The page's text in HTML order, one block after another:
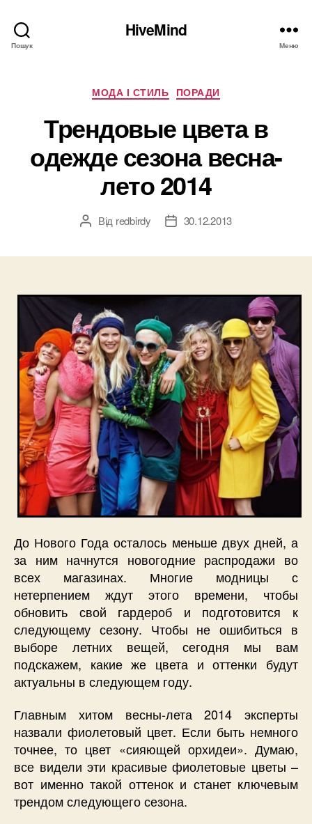
Пошук
HiveMind
Меню
Категорії
МОДА І СТИЛЬ ПОРАДИ
Трендовые цвета в
одежде сезона весна-
лето 2014
Автор
Від redbirdy
Дата30.12.2013
До Нового Года осталось меньше двух дней, а
за ним начнутся новогодние распродажи во
всех магазинах. Многие модницы с
нетерпением ждут этого времени, чтобы
обновить свой гардероб и подготовится к
следующему сезону. Чтобы не ошибиться в
выборе летних вещей, сегодня мы вам
подскажем, какие же цвета и оттенки будут
актуальны в следующем году.
Главным хитом весны-лета 2014 эксперты
назвали фиолетовый цвет. Если быть немного
точнее, то цвет «сияющей орхидеи». Думаю,
все видели эти красивые фиолетовые цветы –
вот именно такой оттенок и станет ключевым
трендом следующего сезона.